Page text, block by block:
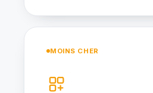
MOINS CHER